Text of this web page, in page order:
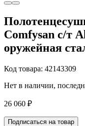
Comfysan с/т
оружейная
Код товара: 42143309
Нет в наличии,
26 060 ₽
Подписаться на товар